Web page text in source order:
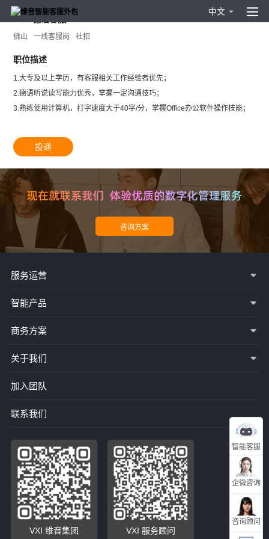
中文
佛山 一线客服岗 社招
职位描述
1.大专及以上学历，有客服相关工作经验者优先；
2.德语听说读写能力优秀，掌握一定沟通技巧；
3.熟练使用计算机，打字速度大于40字/分，掌握Office办公软件操作技能；
投递
智能客服
企微咨询
咨询顾问
服务运营
智能产品
商务方案
关于我们
加入团队
联系我们
VXI 维音集团 VXI 服务顾问